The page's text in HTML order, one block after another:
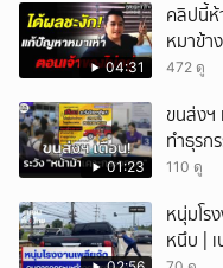
04:31
คลิปนี้ห้
หมาข้า
472 ดู
01:23
ขนส่งฯ
ทำธุรก
ขาด
110 ดู
หนุ่มโร
หนึบ |